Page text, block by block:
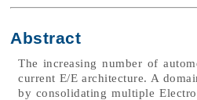
Abstract
The increasing number of
current E/E architecture. A
by consolidating multiple